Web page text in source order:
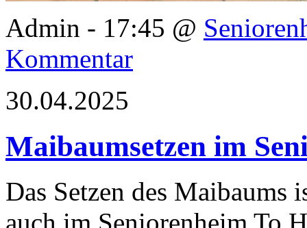
Admin - 17:45 @
Kommentar
30.04.2025
Maibaumsetzen im
Das Setzen des